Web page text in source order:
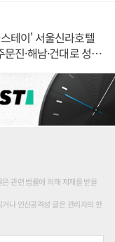
테이' 서울신라호텔
진·해남·건대로 성
관련 법률에 의해 제재를 받을
나 인신공격성 글은 관리자의 판